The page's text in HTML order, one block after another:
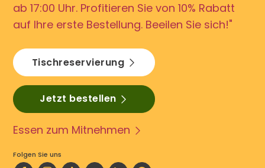
ab 17:00 Uhr. Profitieren Sie von 10% Rabatt
auf Ihre erste Bestellung. Beeilen Sie sich!"
Tischreservierung
Jetzt bestellen
Essen zum Mitnehmen
Folgen Sie uns